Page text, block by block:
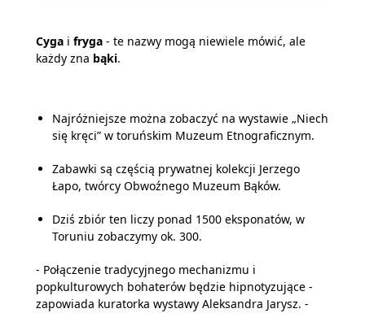
Cyga i fryga - te nazwy mogą niewiele mówić, ale
każdy zna bąki.
Najróżniejsze można zobaczyć na wystawie „Niech
się kręci” w toruńskim Muzeum Etnograficznym.
Zabawki są częścią prywatnej kolekcji Jerzego
Łapo, twórcy Obwoźnego Muzeum Bąków.
Dziś zbiór ten liczy ponad 1500 eksponatów, w
Toruniu zobaczymy ok. 300.
- Połączenie tradycyjnego mechanizmu i
popkulturowych bohaterów będzie hipnotyzujące -
zapowiada kuratorka wystawy Aleksandra Jarysz. -